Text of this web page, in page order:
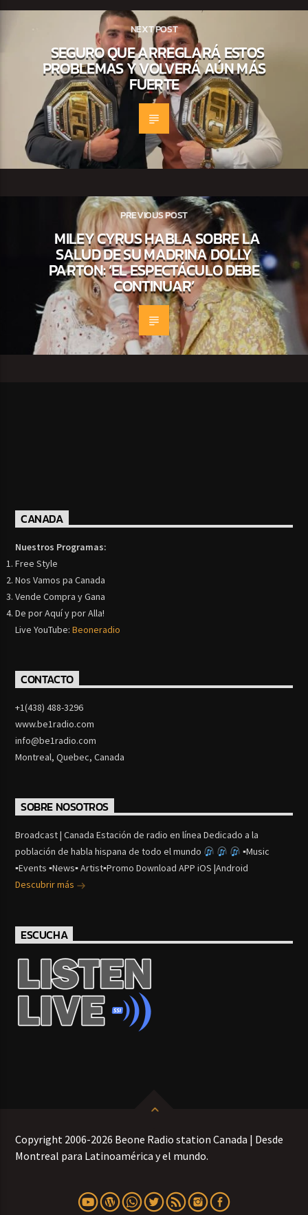
NEXT POST
SEGURO QUE ARREGLARÁ ESTOS
PROBLEMAS Y VOLVERÁ AÚN MÁS
FUERTE
PREVIOUS POST
MILEY CYRUS HABLA SOBRE LA
SALUD DE SU MADRINA DOLLY
PARTON: ‘EL ESPECTÁCULO DEBE
CONTINUAR’
CANADA
Nuestros Programas:
Free Style
Nos Vamos pa Canada
Vende Compra y Gana
De por Aquí y por Alla!
Live YouTube:Beoneradio
CONTACTO
+1(438) 488-3296
www.be1radio.com
info@be1radio.com
Montreal, Quebec, Canada
SOBRE NOSOTROS
Broadcast | Canada Estación de radio en línea Dedicado a la
población de habla hispana de todo el mundo
▪Music
▪Events ▪News▪ Artist▪Promo Download APP iOS |Android
Descubrir más
ESCUCHA
Copyright 2006-2026 Beone Radio station Canada | Desde
Montreal para Latinoamérica y el mundo.